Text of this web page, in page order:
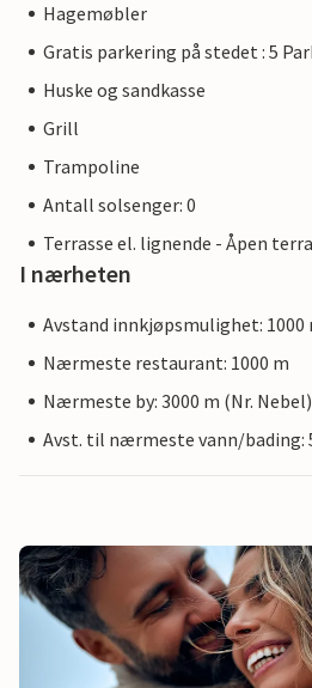
Hagemøbler
Gratis parkering på stedet : 5
Huske og sandkasse
Grill
Trampoline
Antall solsenger: 0
Terrasse el. lignende - Åpen
I nærheten
Avstand innkjøpsmulighet: 1000
Nærmeste restaurant: 1000 m
Nærmeste by: 3000 m (Nr. Nebel)
Avst. til nærmeste vann/bading: